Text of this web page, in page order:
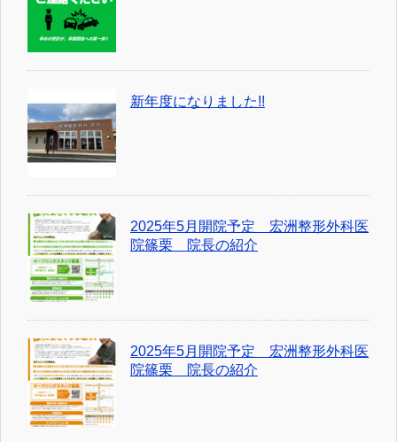
新年度になりました!!
2025年5月開院予定 宏洲整形外科医
院篠栗 院長の紹介
2025年5月開院予定 宏洲整形外科医
院篠栗 院長の紹介